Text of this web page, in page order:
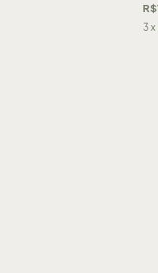
3 x